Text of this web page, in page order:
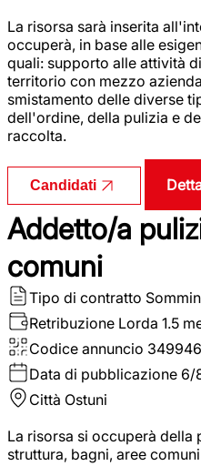
La risorsa sarà inserita
occuperà, in base alle
quali: supporto alle attività
territorio con mezzo
smistamento delle diverse
dell'ordine, della pulizia e
raccolta.
Candidati
Addetto/a
comuni
Tipo di contratto
Retribuzione Lorda 1.5
Codice annuncio 349946
Data di pubblicazione 6/
Città Ostuni
La risorsa si occuperà della
struttura, bagni, aree